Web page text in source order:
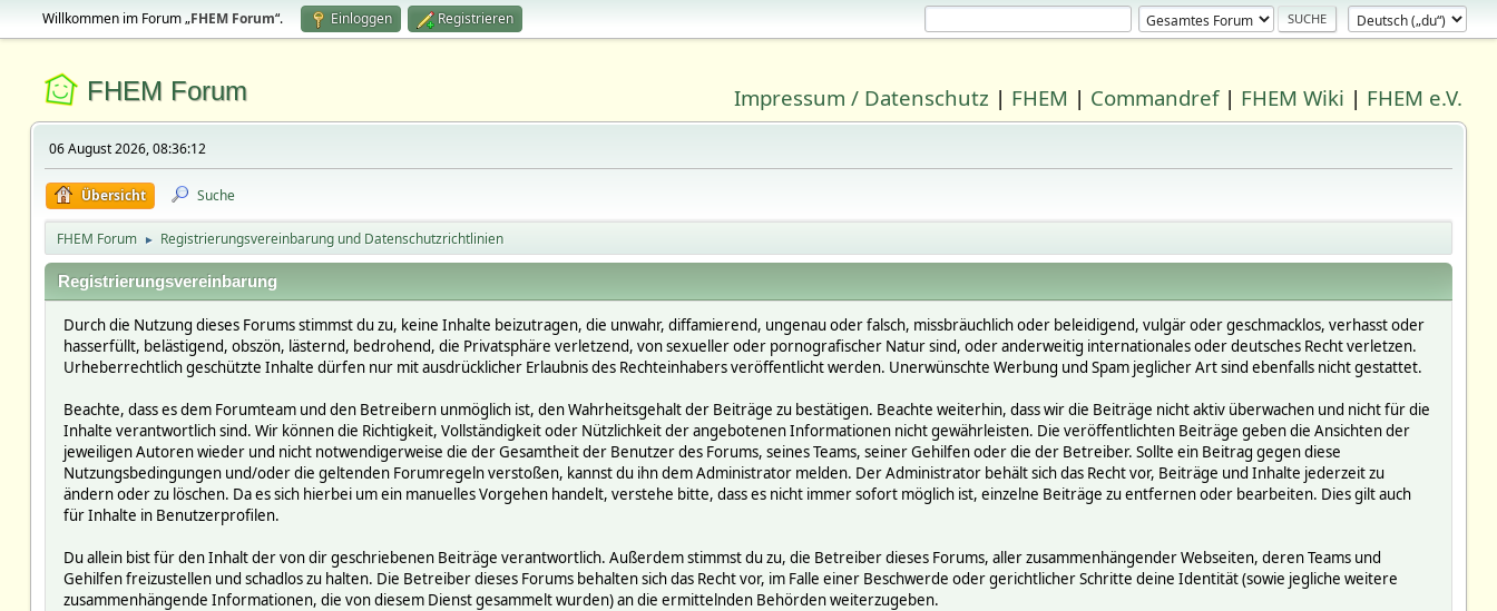
Willkommen im Forum „FHEM Forum“. Einloggen Registrieren
FHEM Forum Impressum / Datenschutz | FHEM | Commandref| FHEM Wiki | FHEM e.V.
06 August 2026, 08:36:12
Übersicht Suche
FHEM Forum ► Registrierungsvereinbarung und Datenschutzrichtlinien
Registrierungsvereinbarung
Durch die Nutzung dieses Forums stimmst du zu, keine Inhalte beizutragen, die unwahr, diffamierend, ungenau oder falsch, missbräuchlich oder beleidigend, vulgär oder geschmacklos, verhasst oder
hasserfüllt, belästigend, obszön, lästernd, bedrohend, die Privatsphäre verletzend, von sexueller oder pornografischer Natur sind, oder anderweitig internationales oder deutsches Recht verletzen.
Urheberrechtlich geschützte Inhalte dürfen nur mit ausdrücklicher Erlaubnis des Rechteinhabers veröffentlicht werden. Unerwünschte Werbung und Spam jeglicher Art sind ebenfalls nicht gestattet.
Beachte, dass es dem Forumteam und den Betreibern unmöglich ist, den Wahrheitsgehalt der Beiträge zu bestätigen. Beachte weiterhin, dass wir die Beiträge nicht aktiv überwachen und nicht für die
Inhalte verantwortlich sind. Wir können die Richtigkeit, Vollständigkeit oder Nützlichkeit der angebotenen Informationen nicht gewährleisten. Die veröffentlichten Beiträge geben die Ansichten der
jeweiligen Autoren wieder und nicht notwendigerweise die der Gesamtheit der Benutzer des Forums, seines Teams, seiner Gehilfen oder die der Betreiber. Sollte ein Beitrag gegen diese
Nutzungsbedingungen und/oder die geltenden Forumregeln verstoßen, kannst du ihn dem Administrator melden. Der Administrator behält sich das Recht vor, Beiträge und Inhalte jederzeit zu
ändern oder zu löschen. Da es sich hierbei um ein manuelles Vorgehen handelt, verstehe bitte, dass es nicht immer sofort möglich ist, einzelne Beiträge zu entfernen oder bearbeiten. Dies gilt auch
für Inhalte in Benutzerprofilen.
Du allein bist für den Inhalt der von dir geschriebenen Beiträge verantwortlich. Außerdem stimmst du zu, die Betreiber dieses Forums, aller zusammenhängender Webseiten, deren Teams und
Gehilfen freizustellen und schadlos zu halten. Die Betreiber dieses Forums behalten sich das Recht vor, im Falle einer Beschwerde oder gerichtlicher Schritte deine Identität (sowie jegliche weitere
zusammenhängende Informationen, die von diesem Dienst gesammelt wurden) an die ermittelnden Behörden weiterzugeben.